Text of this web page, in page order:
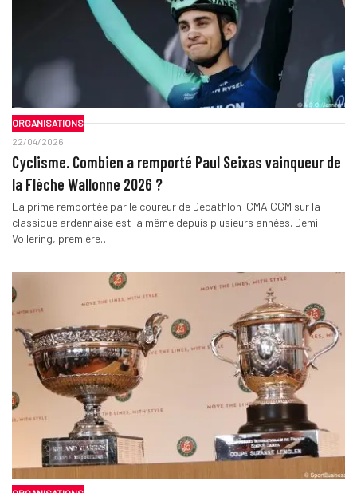
ORGANISATIONS
22/04/2026
Cyclisme. Combien a remporté Paul Seixas vainqueur de
la Flèche Wallonne 2026 ?
La prime remportée par le coureur de Decathlon-CMA CGM sur la
classique ardennaise est la même depuis plusieurs années. Demi
Vollering, première…